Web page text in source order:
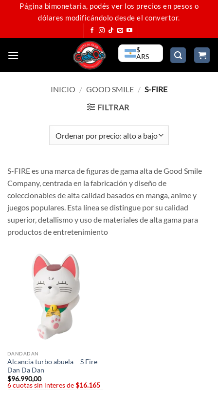
Página bimonetaria, podés ver los precios en pesos o
dólares modificándolo desde el convertor.
$
ARS
INICIO / GOOD SMILE / S-FIRE
FILTRAR
S-FIRE es una marca de figuras de gama alta de Good Smile
Company, centrada en la fabricación y diseño de
coleccionables de alta calidad basados en manga, anime y
juegos populares. Esta línea se distingue por su calidad
superior, detallismo y uso de materiales de alta gama para
productos de entretenimiento
DANDADAN
Alcancia turbo abuela – S Fire –
Dan Da Dan
$96.990,00
6 cuotas sin interes de$16.165